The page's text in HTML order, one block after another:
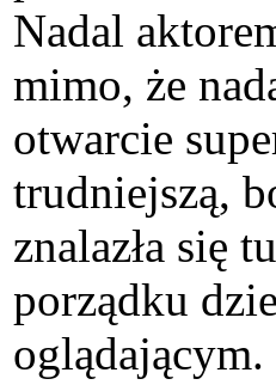
Nadal
mimo, że
otwarcie
trudniejszą,
znalazła się
porządku
oglądającym.